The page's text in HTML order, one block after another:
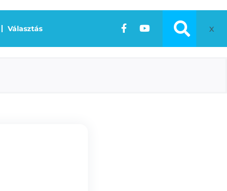
Választás x